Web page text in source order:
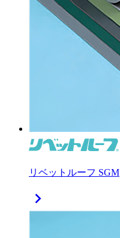
リベットルーフ SGM
chevron_right